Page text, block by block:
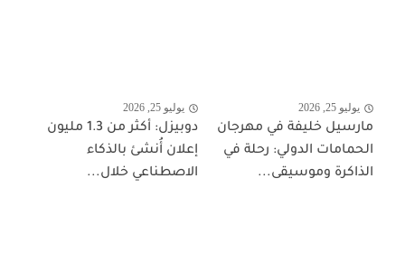
يوليو 25, 2026
مارسيل خليفة في مهرجان
الحمامات الدولي: رحلة في
الذاكرة وموسيقى...
يوليو 25, 2026
دوبيزل: أكثر من 1.3 مليون
إعلان أُنشئ بالذكاء
الاصطناعي خلال...